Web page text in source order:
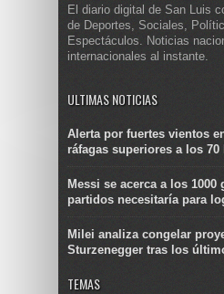
El diario digital de San Luis
de Deportes, Sociales,
Espectáculos. Noticias
internacionales al instante.
ULTIMAS NOTICIAS
Alerta por fuertes vientos
ráfagas superiores a los 70
Messi se acerca a los 1000
partidos necesitaría para
Milei analiza congelar
Sturzenegger tras los
TEMAS